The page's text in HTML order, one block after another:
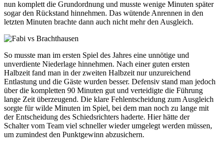
nun komplett die Grundordnung und musste wenige Minuten später
sogar den Rückstand hinnehmen. Das wütende Anrennen in den
letzten Minuten brachte dann auch nicht mehr den Ausgleich.
So musste man im ersten Spiel des Jahres eine unnötige und
unverdiente Niederlage hinnehmen. Nach einer guten ersten
Halbzeit fand man in der zweiten Halbzeit nur unzureichend
Entlastung und die Gäste wurden besser. Defensiv stand man jedoch
über die kompletten 90 Minuten gut und verteidigte die Führung
lange Zeit überzeugend. Die klare Fehlentscheidung zum Ausgleich
sorgte für wilde Minuten im Spiel, bei dem man noch zu lange mit
der Entscheidung des Schiedsrichters haderte. Hier hätte der
Schalter vom Team viel schneller wieder umgelegt werden müssen,
um zumindest den Punktgewinn abzusichern.